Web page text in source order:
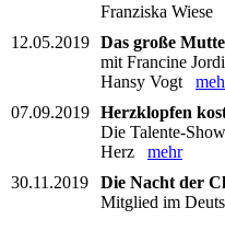
Franziska Wiese
12.05.2019 Das große
mit Francine
Hansy Vogt
07.09.2019 Herzklopfen
Die Talente-
Herz mehr
30.11.2019
Die Nacht der
Mitglied im